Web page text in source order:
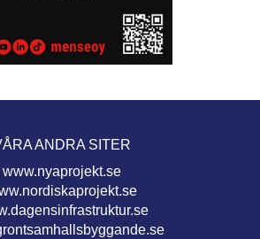
ANDRA SITER
www.nyaprojekt.se